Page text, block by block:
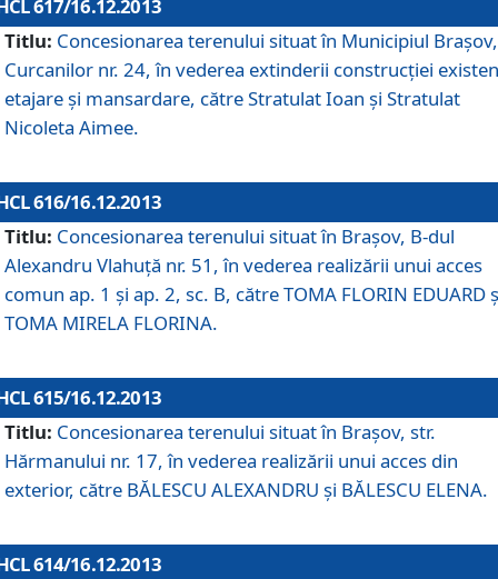
617/16.12.2013
Titlu: Concesionarea terenului situat în Municipiul
Curcanilor nr. 24, în vederea extinderii construcţiei
etajare şi mansardare, către Stratulat Ioan şi Stratulat
Nicoleta Aimee.
616/16.12.2013
Titlu: Concesionarea terenului situat în Braşov, B-dul
Alexandru Vlahuţă nr. 51, în vederea realizării unui acces
comun ap. 1 şi ap. 2, sc. B, către TOMA FLORIN EDUARD
TOMA MIRELA FLORINA.
615/16.12.2013
Titlu: Concesionarea terenului situat în Braşov, str.
Hărmanului nr. 17, în vederea realizării unui acces din
exterior, către BĂLESCU ALEXANDRU şi BĂLESCU ELENA.
614/16.12.2013